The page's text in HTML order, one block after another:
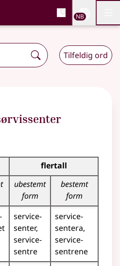
og
NB
Tilfeldig ord
substantivet
flertall
ubestemt
form
bestemt
form
service­
senter
service­
sentre
service­
sentera
service­
sentrene